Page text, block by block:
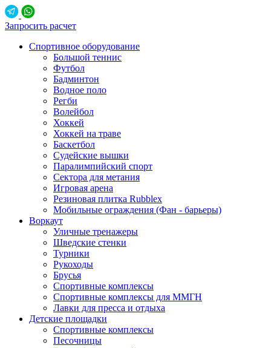
Запросить расчет
Спортивное оборудование
Большой теннис
Футбол
Бадминтон
Водное поло
Регби
Волейбол
Хоккей
Хоккей на траве
Баскетбол
Судейские вышки
Паралимпийский спорт
Сектора для метания
Игровая арена
Резиновая плитка Rubblex
Мобильные ограждения (Фан - барьеры)
Воркаут
Уличные тренажеры
Шведские стенки
Турники
Рукоходы
Брусья
Спортивные комплексы
Спортивные комплексы для ММГН
Лавки для пресса и отдыха
Детские площадки
Спортивные комплексы
Песочницы